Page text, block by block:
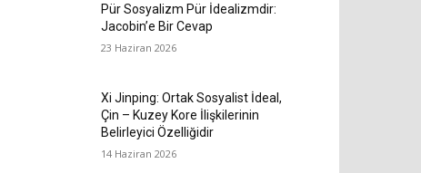
Pür Sosyalizm Pür İdealizmdir:
Jacobin’e Bir Cevap
23 Haziran 2026
Xi Jinping: Ortak Sosyalist İdeal,
Çin – Kuzey Kore İlişkilerinin
Belirleyici Özelliğidir
14 Haziran 2026